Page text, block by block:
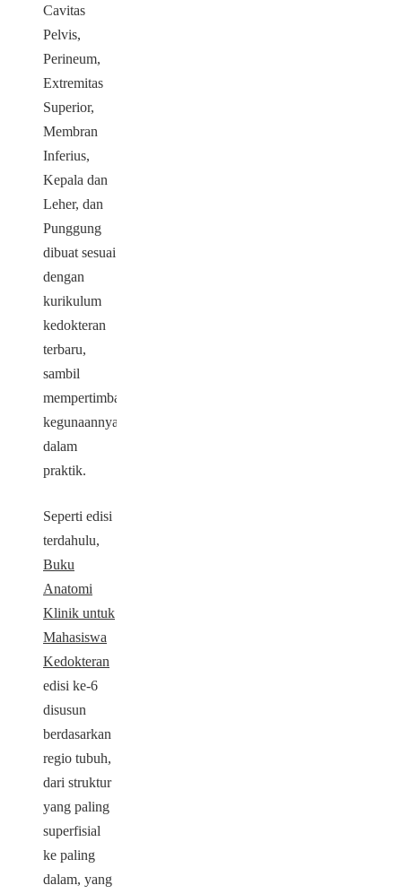
Cavitas
Pelvis,
Perineum,
Extremitas
Superior,
Membran
Inferius,
Kepala dan
Leher, dan
Punggung
dibuat sesuai
dengan
kurikulum
kedokteran
terbaru,
sambil
mempertimbangkan
kegunaannya
dalam
praktik.
Seperti edisi
terdahulu,
Buku
Anatomi
Klinik untuk
Mahasiswa
Kedokteran
edisi ke-6
disusun
berdasarkan
regio tubuh,
dari struktur
yang paling
superfisial
ke paling
dalam, yang